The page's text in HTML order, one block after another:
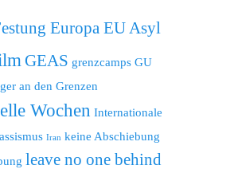
Europa EU Asyl
GEAS grenzcamps GU
an den Grenzen
Wochen Internationale
Iran keine Abschiebung
leave no one behind